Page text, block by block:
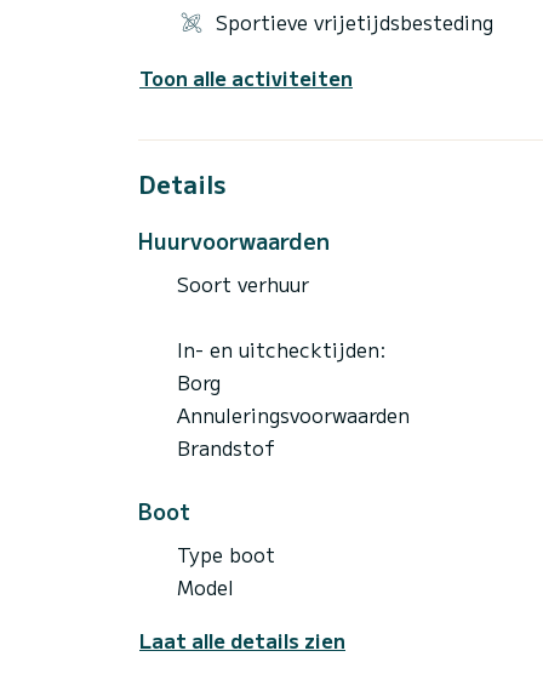
Sportieve vrijetijdsbesteding
Toon alle activiteiten
Details
Huurvoorwaarden
Soort verhuur
In- en uitchecktijden:
Borg
Annuleringsvoorwaarden
Brandstof
Boot
Type boot
Model
Laat alle details zien